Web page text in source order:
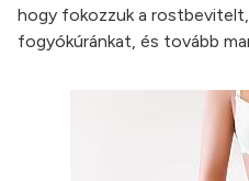
hogy fokozzuk a
fogyókúránkat, és tovább